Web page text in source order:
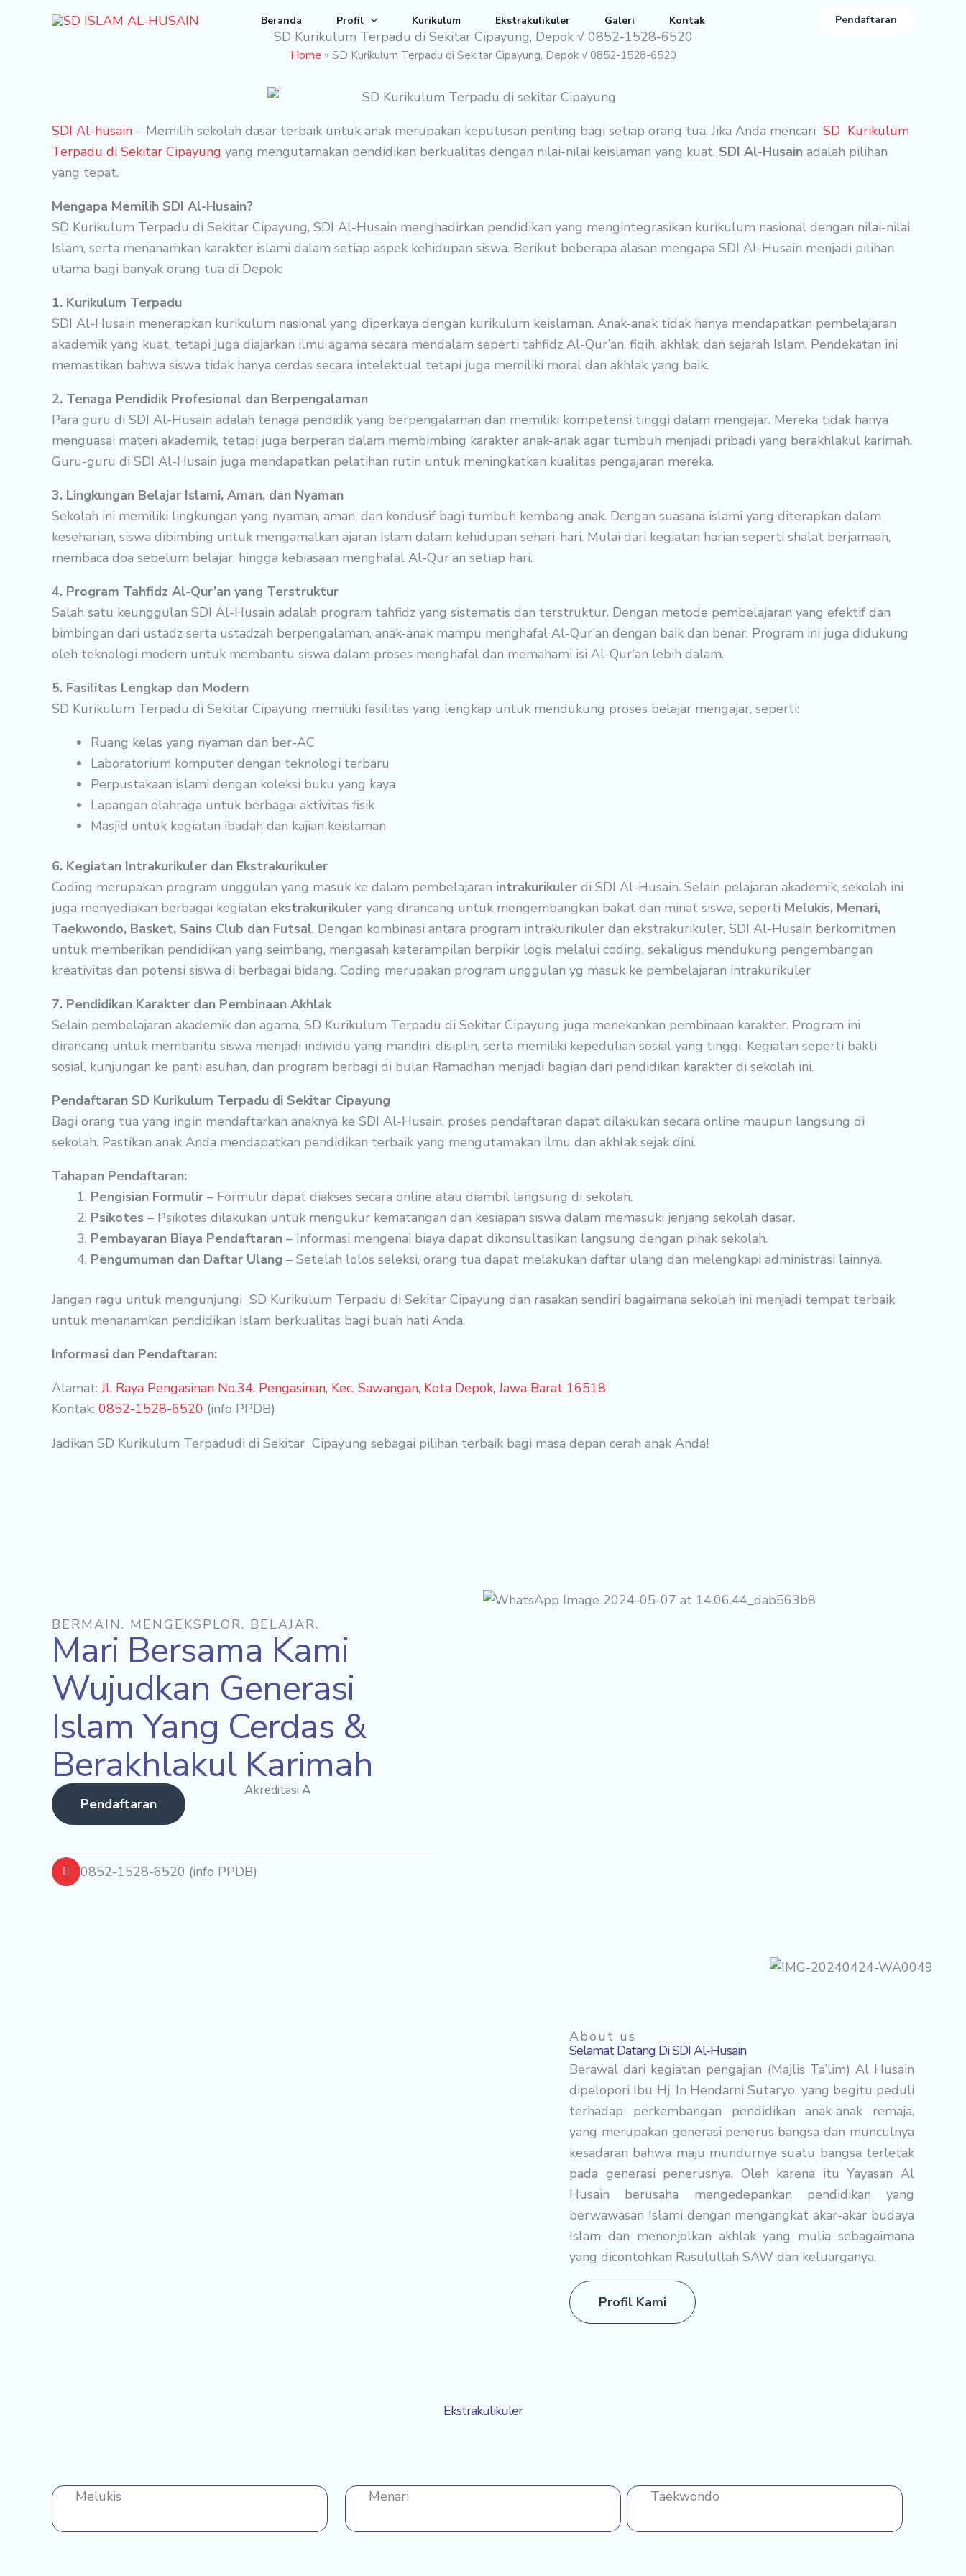
Beranda Profil Kurikulum Ekstrakulikuler Galeri Kontak Pendaftaran
SD Kurikulum Terpadu di Sekitar Cipayung, Depok √ 0852-1528-6520
Home » SD Kurikulum Terpadu di Sekitar Cipayung, Depok √ 0852-1528-6520
SDI Al-husain – Memilih sekolah dasar terbaik untuk anak merupakan keputusan penting bagi setiap orang tua. Jika Anda mencari SD Kurikulum
Terpadu di Sekitar Cipayung yang mengutamakan pendidikan berkualitas dengan nilai-nilai keislaman yang kuat, SDI Al-Husain adalah pilihan
yang tepat.
Mengapa Memilih SDI Al-Husain?
SD Kurikulum Terpadu di Sekitar Cipayung, SDI Al-Husain menghadirkan pendidikan yang mengintegrasikan kurikulum nasional dengan nilai-nilai
Islam, serta menanamkan karakter islami dalam setiap aspek kehidupan siswa. Berikut beberapa alasan mengapa SDI Al-Husain menjadi pilihan
utama bagi banyak orang tua di Depok:
1. Kurikulum Terpadu
SDI Al-Husain menerapkan kurikulum nasional yang diperkaya dengan kurikulum keislaman. Anak-anak tidak hanya mendapatkan pembelajaran
akademik yang kuat, tetapi juga diajarkan ilmu agama secara mendalam seperti tahfidz Al-Qur’an, fiqih, akhlak, dan sejarah Islam. Pendekatan ini
memastikan bahwa siswa tidak hanya cerdas secara intelektual tetapi juga memiliki moral dan akhlak yang baik.
2. Tenaga Pendidik Profesional dan Berpengalaman
Para guru di SDI Al-Husain adalah tenaga pendidik yang berpengalaman dan memiliki kompetensi tinggi dalam mengajar. Mereka tidak hanya
menguasai materi akademik, tetapi juga berperan dalam membimbing karakter anak-anak agar tumbuh menjadi pribadi yang berakhlakul karimah.
Guru-guru di SDI Al-Husain juga mendapatkan pelatihan rutin untuk meningkatkan kualitas pengajaran mereka.
3. Lingkungan Belajar Islami, Aman, dan Nyaman
Sekolah ini memiliki lingkungan yang nyaman, aman, dan kondusif bagi tumbuh kembang anak. Dengan suasana islami yang diterapkan dalam
keseharian, siswa dibimbing untuk mengamalkan ajaran Islam dalam kehidupan sehari-hari. Mulai dari kegiatan harian seperti shalat berjamaah,
membaca doa sebelum belajar, hingga kebiasaan menghafal Al-Qur’an setiap hari.
4. Program Tahfidz Al-Qur’an yang Terstruktur
Salah satu keunggulan SDI Al-Husain adalah program tahfidz yang sistematis dan terstruktur. Dengan metode pembelajaran yang efektif dan
bimbingan dari ustadz serta ustadzah berpengalaman, anak-anak mampu menghafal Al-Qur’an dengan baik dan benar. Program ini juga didukung
oleh teknologi modern untuk membantu siswa dalam proses menghafal dan memahami isi Al-Qur’an lebih dalam.
5. Fasilitas Lengkap dan Modern
SD Kurikulum Terpadu di Sekitar Cipayung memiliki fasilitas yang lengkap untuk mendukung proses belajar mengajar, seperti:
Ruang kelas yang nyaman dan ber-AC
Laboratorium komputer dengan teknologi terbaru
Perpustakaan islami dengan koleksi buku yang kaya
Lapangan olahraga untuk berbagai aktivitas fisik
Masjid untuk kegiatan ibadah dan kajian keislaman
6. Kegiatan Intrakurikuler dan Ekstrakurikuler
Coding merupakan program unggulan yang masuk ke dalam pembelajaran intrakurikuler di SDI Al-Husain. Selain pelajaran akademik, sekolah ini
juga menyediakan berbagai kegiatan ekstrakurikuler yang dirancang untuk mengembangkan bakat dan minat siswa, seperti Melukis, Menari,
Taekwondo, Basket, Sains Club dan Futsal. Dengan kombinasi antara program intrakurikuler dan ekstrakurikuler, SDI Al-Husain berkomitmen
untuk memberikan pendidikan yang seimbang, mengasah keterampilan berpikir logis melalui coding, sekaligus mendukung pengembangan
kreativitas dan potensi siswa di berbagai bidang. Coding merupakan program unggulan yg masuk ke pembelajaran intrakurikuler
7. Pendidikan Karakter dan Pembinaan Akhlak
Selain pembelajaran akademik dan agama, SD Kurikulum Terpadu di Sekitar Cipayung juga menekankan pembinaan karakter. Program ini
dirancang untuk membantu siswa menjadi individu yang mandiri, disiplin, serta memiliki kepedulian sosial yang tinggi. Kegiatan seperti bakti
sosial, kunjungan ke panti asuhan, dan program berbagi di bulan Ramadhan menjadi bagian dari pendidikan karakter di sekolah ini.
Pendaftaran SD Kurikulum Terpadu di Sekitar Cipayung
Bagi orang tua yang ingin mendaftarkan anaknya ke SDI Al-Husain, proses pendaftaran dapat dilakukan secara online maupun langsung di
sekolah. Pastikan anak Anda mendapatkan pendidikan terbaik yang mengutamakan ilmu dan akhlak sejak dini.
Tahapan Pendaftaran:
Pengisian Formulir – Formulir dapat diakses secara online atau diambil langsung di sekolah.
Psikotes – Psikotes dilakukan untuk mengukur kematangan dan kesiapan siswa dalam memasuki jenjang sekolah dasar.
Pembayaran Biaya Pendaftaran – Informasi mengenai biaya dapat dikonsultasikan langsung dengan pihak sekolah.
Pengumuman dan Daftar Ulang – Setelah lolos seleksi, orang tua dapat melakukan daftar ulang dan melengkapi administrasi lainnya.
Jangan ragu untuk mengunjungi SD Kurikulum Terpadu di Sekitar Cipayung dan rasakan sendiri bagaimana sekolah ini menjadi tempat terbaik
untuk menanamkan pendidikan Islam berkualitas bagi buah hati Anda.
Informasi dan Pendaftaran:
Alamat:Jl. Raya Pengasinan No.34, Pengasinan, Kec. Sawangan, Kota Depok, Jawa Barat 16518
Kontak: 0852-1528-6520 (info PPDB)
Jadikan SD Kurikulum Terpadudi di Sekitar Cipayung sebagai pilihan terbaik bagi masa depan cerah anak Anda!
BERMAIN. MENGEKSPLOR. BELAJAR.
Mari Bersama Kami
Wujudkan Generasi
Islam Yang Cerdas &
Berakhlakul Karimah
Pendaftaran
Akreditasi A
0852-1528-6520 (info PPDB)
About us
Selamat Datang Di SDI Al-Husain
Berawal dari kegiatan pengajian (Majlis Ta’lim) Al Husain
dipelopori Ibu Hj. In Hendarni Sutaryo, yang begitu peduli
terhadap perkembangan pendidikan anak-anak remaja,
yang merupakan generasi penerus bangsa dan munculnya
kesadaran bahwa maju mundurnya suatu bangsa terletak
pada generasi penerusnya. Oleh karena itu Yayasan Al
Husain berusaha mengedepankan pendidikan yang
berwawasan Islami dengan mengangkat akar-akar budaya
Islam dan menonjolkan akhlak yang mulia sebagaimana
yang dicontohkan Rasulullah SAW dan keluarganya.
Profil Kami
Ekstrakulikuler
Melukis Menari Taekwondo